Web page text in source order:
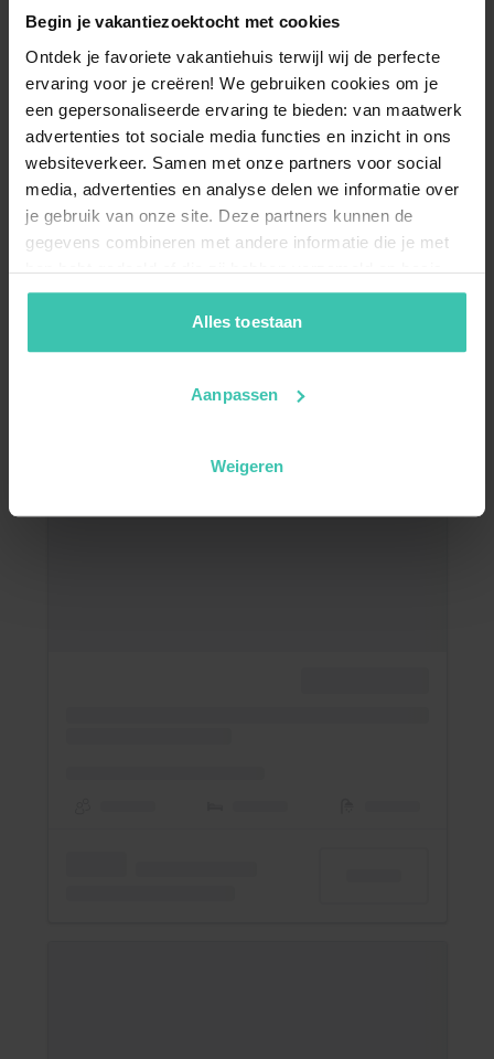
Begin je vakantiezoektocht met cookies
Ontdek je favoriete vakantiehuis terwijl wij de perfecte
ervaring voor je creëren! We gebruiken cookies om je
een gepersonaliseerde ervaring te bieden: van maatwerk
advertenties tot sociale media functies en inzicht in ons
websiteverkeer. Samen met onze partners voor social
media, advertenties en analyse delen we informatie over
je gebruik van onze site. Deze partners kunnen de
gegevens combineren met andere informatie die je met
hen hebt gedeeld of die zij hebben verzameld op basis
van je gebruik van hun diensten. Zo zorgen we ervoor dat
jouw vakantiezoektocht soepel en op maat verloopt!
Alles toestaan
Aanpassen
Weigeren